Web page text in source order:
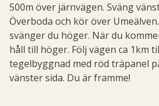
500m över järnvägen. Sväng
Överboda och kör över
svänger du höger. När du
håll till höger. Följ vägen ca 1km
tegelbyggnad med röd träpanel
vänster sida. Du är framme!